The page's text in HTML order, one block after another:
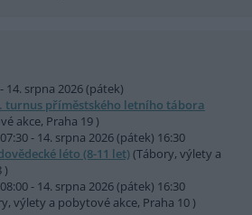
14. srpna 2026 (pátek)
turnus příměstského letního tábora
akce, Praha 19 )
- 14. srpna 2026 (pátek) 16:30
léto (8-11 let)(Tábory, výlety a
)
- 14. srpna 2026 (pátek) 16:30
výlety a pobytové akce, Praha 10 )